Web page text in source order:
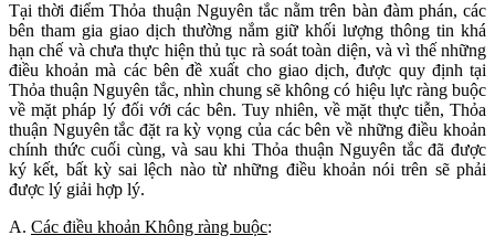
Tại thời điểm Thỏa thuận Nguyên tắc nằm trên bàn đàm phán, các
bên tham gia giao dịch thường nắm giữ khối lượng thông tin khá
hạn chế và chưa thực hiện thủ tục rà soát toàn diện, và vì thế những
điều khoản mà các bên đề xuất cho giao dịch, được quy định tại
Thỏa thuận Nguyên tắc, nhìn chung sẽ không có hiệu lực ràng buộc
về mặt pháp lý đối với các bên. Tuy nhiên, về mặt thực tiễn, Thỏa
thuận Nguyên tắc đặt ra kỳ vọng của các bên về những điều khoản
chính thức cuối cùng, và sau khi Thỏa thuận Nguyên tắc đã được
ký kết, bất kỳ sai lệch nào từ những điều khoản nói trên sẽ phải
được lý giải hợp lý.
A. Các điều khoản Không ràng buộc: